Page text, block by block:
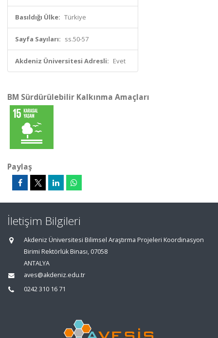
Basıldığı Ülke: Türkiye
Sayfa Sayıları: ss.50-57
Akdeniz Üniversitesi Adresli: Evet
BM Sürdürülebilir Kalkınma Amaçları
Paylaş
İletişim Bilgileri
Akdeniz Üniversitesi Bilimsel Araştırma Projeleri Koordinasyon
Birimi Rektörlük Binası, 07058
ANTALYA
aves@akdeniz.edu.tr
0242 310 16 71